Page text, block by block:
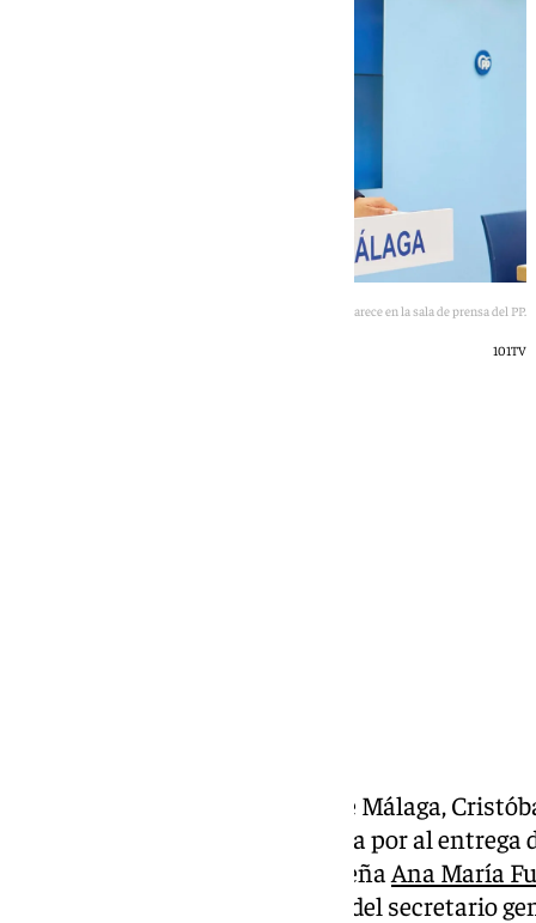
Cristóbal Ortega comparece en la sala de prensa del PP.
101TV
El coordinador general del PP de Málaga,
explicaciones al PSOE de Málaga por al
la gerente socialista, la malagueñaAna María
criticado el «silencio cómplice» del secretario